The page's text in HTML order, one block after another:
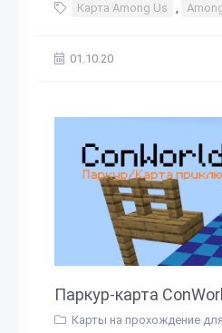
Карта Among Us ,
01.10.20
Паркур-карта
Карты на прохождение